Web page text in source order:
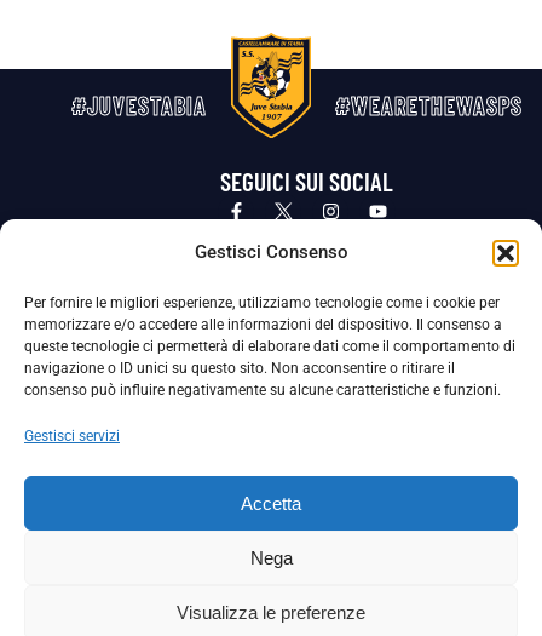
Gestisci Consenso
Per fornire le migliori esperienze, utilizziamo tecnologie come i cookie per
memorizzare e/o accedere alle informazioni del dispositivo. Il consenso a
queste tecnologie ci permetterà di elaborare dati come il comportamento di
navigazione o ID unici su questo sito. Non acconsentire o ritirare il
consenso può influire negativamente su alcune caratteristiche e funzioni.
Gestisci servizi
Accetta
Nega
Visualizza le preferenze
#JUVESTABIA #WEARETHEWASPS
SEGUICI SUI SOCIAL
Privacy Policy Cookie Policy
La Società ha nominato il Responsabile della Protezione dei Dati Personali (DPO), figura specializzata che vigila sulle modalità
adottate dalla nostra Società per tutelare i Suoi dati personali.
Per contattare il DPO può scrivere a
La Società ha inoltre adottato un proprio Codice Etico, consultabile al seguente link:
Scarica il Codice Etico